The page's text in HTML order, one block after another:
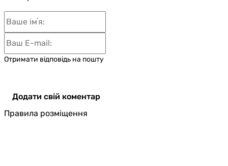
Отримати відповідь на пошту
Додати свій коментар
Правила розміщення